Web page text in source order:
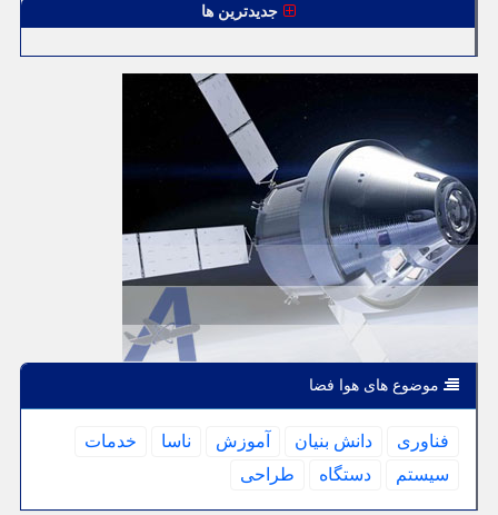
جدیدترین ها
موضوع های هوا فضا
فناوری دانش بنیان آموزش ناسا
خدمات
سیستم
دستگاه طراحی